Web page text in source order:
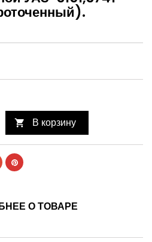
 В корзину
О ТОВАРЕ